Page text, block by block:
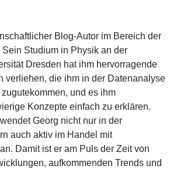
Blog-Autor im Bereich der
Studium in Physik an der
Dresden hat ihm hervorragende
verliehen, die ihm in der Datenanalyse
und es ihm
Konzepte einfach zu erklären.
Georg nicht nur in der
auch aktiv im Handel mit
Damit ist er am Puls der Zeit von
aufkommenden Trends und